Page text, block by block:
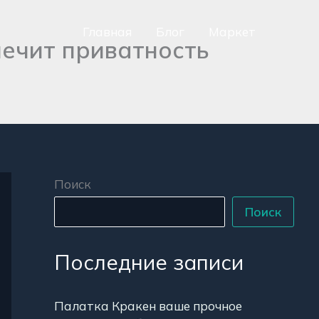
приватность
Поиск
Поиск
Последние записи
Палатка Кракен ваше прочное